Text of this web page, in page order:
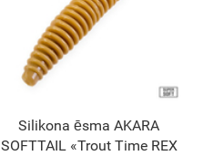
Silikona ēsma AKARA
SOFTTAIL «Trout Time REX